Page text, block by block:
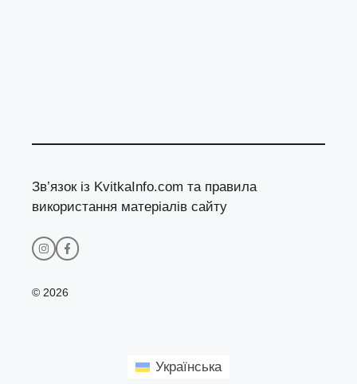
Зв’язок із KvitkaInfo.com та правила
використання матеріалів сайту
© 2026
Українська